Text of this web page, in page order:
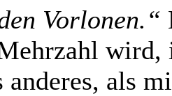
Vorlonen.“
wird,
anderes, als